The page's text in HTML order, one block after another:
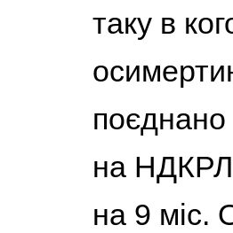
таку в
на НДКРЛ
на 9 міс.